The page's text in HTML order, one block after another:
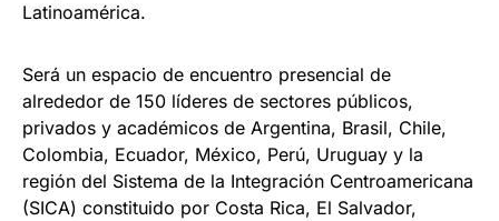
Latinoamérica.
Será un espacio de encuentro presencial de
alrededor de 150 líderes de sectores públicos,
privados y académicos de Argentina, Brasil, Chile,
Colombia, Ecuador, México, Perú, Uruguay y la
región del Sistema de la Integración Centroamericana
(SICA) constituido por Costa Rica, El Salvador,